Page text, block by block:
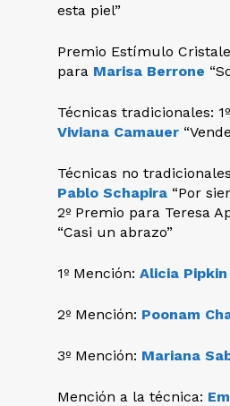
esta piel”
Premio Estímulo
para Marisa Berrone
Técnicas tradicionales:
Viviana Camauer
Técnicas no
Pablo Schapira “Por
2º Premio para Teresa
“Casi un abrazo”
1º Mención:Alicia
2º Mención: Poonam
3º Mención: Mariana
Mención a la técnica: